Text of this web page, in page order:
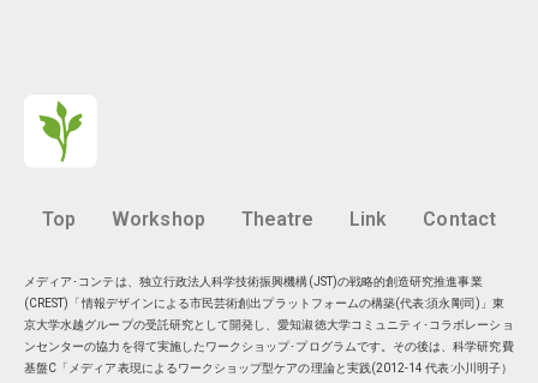
Top Workshop Theatre Link Contact
メディア･コンテは、独立行政法人科学技術振興機構(JST)の戦略的創造研究推進事業
(CREST)「情報デザインによる市民芸術創出プラットフォームの構築(代表:須永剛司)」東
京大学水越グループの受託研究として開発し、愛知淑徳大学コミュニティ･コラボレーショ
ンセンターの協力を得て実施したワークショップ･プログラムです。その後は、科学研究費
基盤C「メディア表現によるワークショップ型ケアの理論と実践(2012-14 代表:小川明子）